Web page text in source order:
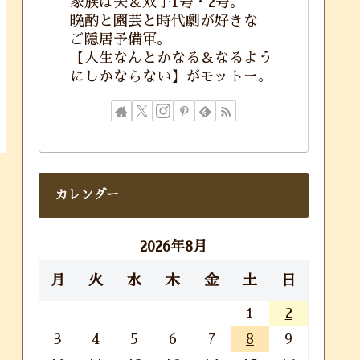
晩酌と園芸と時代劇が好きな
ご隠居予備軍。
【人生なんとかなる＆なるよう
にしかならない】がモットー。
カレンダー
2026年8月
月 火 水 木 金 土 日
1
2
3
4 5 6 7 8
9